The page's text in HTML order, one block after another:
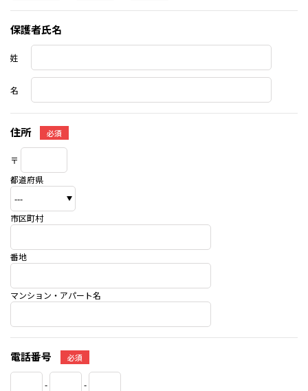
保護者氏名
姓
名
住所 必須
〒
都道府県
市区町村
番地
マンション・アパート名
電話番号 必須
- -